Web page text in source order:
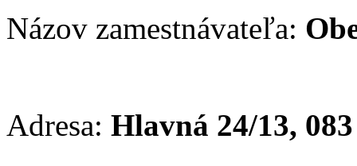
Názov zamestnávateľa:
Adresa: Hlavná 24/13,